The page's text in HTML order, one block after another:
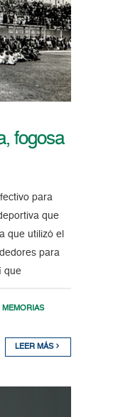
fogosa
para
que
que utilizó el
para
que
MEMORIAS
LEER MÁS